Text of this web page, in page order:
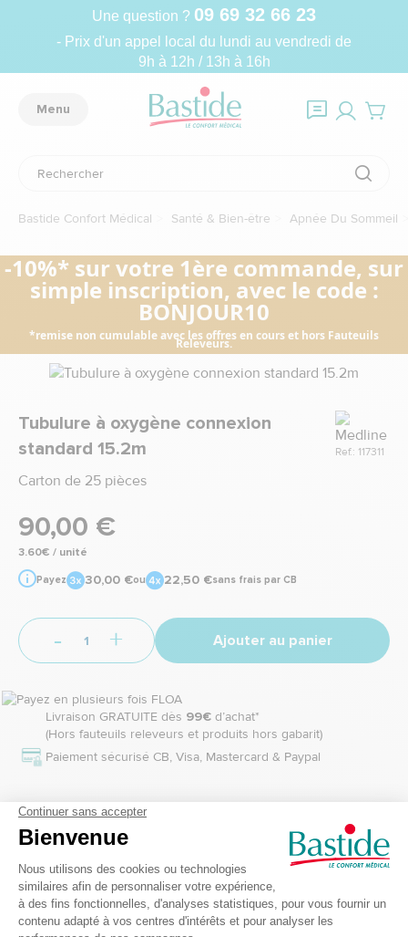
Une question ? 09 69 32 66 23
- Prix d'un appel local du lundi au vendredi de
9h à 12h / 13h à 16h
Menu
Bastide Confort Médical Santé & Bien-être Apnée Du Sommeil
-10%* sur votre 1ère commande, sur
simple inscription, avec le code :
BONJOUR10
*remise non cumulable avec les offres en cours et hors Fauteuils
Releveurs.
Tubulure à oxygène connexion
standard 15.2m
Carton de 25 pièces
Marque
Ref.: 117311
90,00 €
3.60€ / unité
Payez 30,00 €ou 22,50 €sans frais par CB
- + Ajouter au panier
Livraison GRATUITE dès 99€ d’achat*
(Hors fauteuils releveurs et produits hors gabarit)
Paiement sécurisé CB, Visa, Mastercard & Paypal
Recevez nos offres et
promotions